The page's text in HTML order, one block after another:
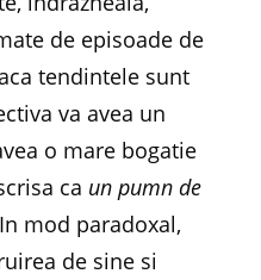
de episoade de
tendintele sunt
va avea un
o mare bogatie
ca un pumn de
mod paradoxal,
de sine si